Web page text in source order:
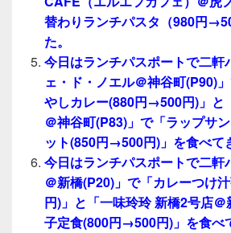
替わりランチパスタ（980円
た。
今日はランチパスポートで二軒
ェ・ド・ノエル＠神谷町(P90)
やしカレー(880円→500円)」と
＠神谷町(P83)」で「ラップサ
ット(850円→500円)」を食べて
今日はランチパスポートで二軒
＠新橋(P20)」で「カレーつけ
円)」と「一味玲玲 新橋2号店
子定食(800円→500円)」を食べ